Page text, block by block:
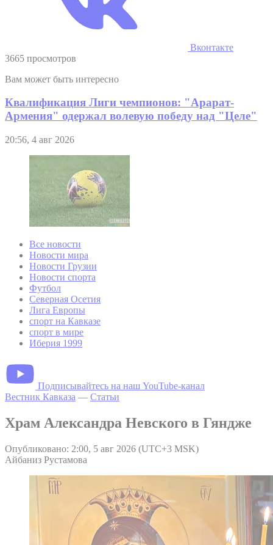
Вконтакте
3665 просмотров
Вам может быть интересно
Квалификация Лиги чемпионов: "Арарат-
Армения" одержал волевую победу над "Целе"
20:56, 4 авг 2026
Все новости
Новости мира
Новости Грузии
Новости спорта
Футбол
Северная Осетия
Лига Европы
спорт на Кавказе
спорт в мире
Иберия 1999
Подписывайтесь на наш YouTube-канал
Вестник Кавказа — Статьи
Храм Александра Невского в Гяндже
Опубликовано: 2:00, 5 авг 2026 (UTC+3 MSK)
Айбаниз Рустамова